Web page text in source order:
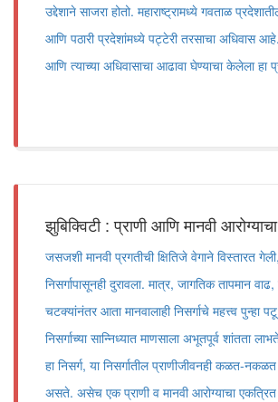
उद्देशाने साजरा होतो. महाराष्ट्रामध्ये गवताळ
आणि पठारी प्रदेशांमध्ये पट्टेरी तरसाचा अधिवास
आणि त्याच्या अधिवासाचा आढावा घेण्याचा केलेला हा
झुबिक्विटी : प्राणी आणि मानवी
जसजशी मानवी प्रगतीची क्षितिजे वेगाने विस्तारत
निसर्गापासूनही दुरावला. मात्र, जागतिक तापमान
चटक्यांनंतर आता मानवालाही निसर्गाचे महत्त्व पुन्हा
निसर्गाच्या सान्निध्यात माणसाला अभूतपूर्व शांतता
हा निसर्ग, या निसर्गातील प्राणीजीवनही कळत-
असते. असेच एक प्राणी व मानवी आरोग्याचा